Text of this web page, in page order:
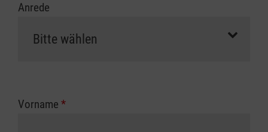
Anrede
Vorname *